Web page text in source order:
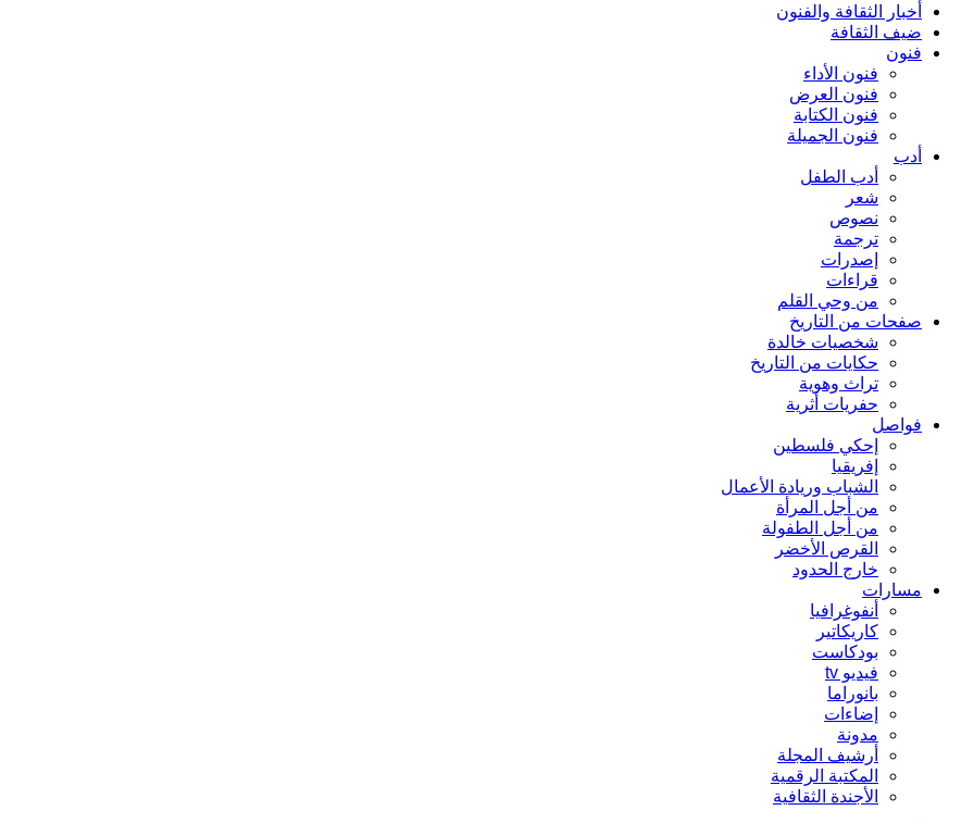
أخبار الثقافة والفنون
ضيف الثقافة
فنون
فنون الأداء
فنون العرض
فنون الكتابة
فنون الجميلة
أدب
أدب الطفل
شعر
نصوص
ترجمة
إصدرات
قراءات
من وحي القلم
صفحات من التاريخ
شخصيات خالدة
حكايات من التاريخ
تراث وهوية
حفريات أثرية
فواصل
إحكي فلسطين
إفريقيا
الشباب وريادة الأعمال
من أجل المرأة
من أجل الطفولة
القرص الأخضر
خارج الحدود
مسارات
أنفوغرافيا
كاريكاتير
بودكاست
فيديو tv
بانوراما
إضاءات
مدونة
أرشيف المجلة
المكتبة الرقمية
الأجندة الثقافية